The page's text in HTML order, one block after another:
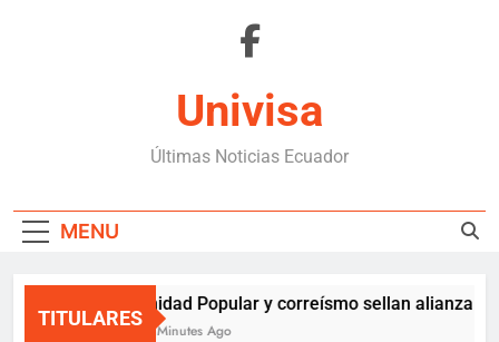
Univisa
Últimas Noticias Ecuador
MENU
TITULARES
Unidad Popular y correísmo sellan alianza
36 Minutes Ago